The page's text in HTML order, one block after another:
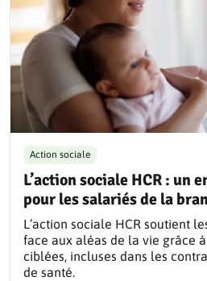
L’action sociale HCR : un
pour les salariés de la
Action sociale
L’action sociale HCR soutient
face aux aléas de la vie grâce
ciblées, incluses dans les
de santé.